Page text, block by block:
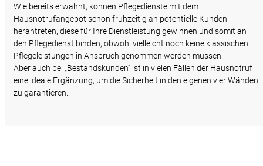
Wie bereits erwähnt, können Pflegedienste mit dem
Hausnotrufangebot schon frühzeitig an potentielle Kunden
herantreten, diese für Ihre Dienstleistung gewinnen und somit an
den Pflegedienst binden, obwohl vielleicht noch keine klassischen
Pflegeleistungen in Anspruch genommen werden müssen.
Aber auch bei „Bestandskunden“ ist in vielen Fällen der Hausnotruf
eine ideale Ergänzung, um die Sicherheit in den eigenen vier Wänden
zu garantieren.